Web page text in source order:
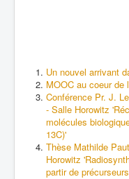
Un nouvel arrivant
MOOC au coeur
Conférence Pr. J.
- Salle Horowitz
molécules
13C)'
Thèse Mathilde
Horowitz
partir de